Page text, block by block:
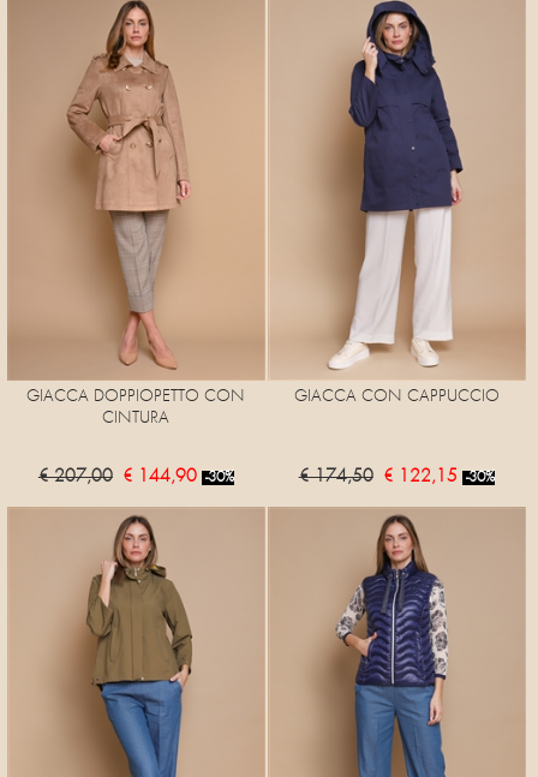
GIACCA DOPPIOPETTO CON
CINTURA
€ 207,00 € 144,90 -30%
GIACCA CON CAPPUCCIO
€ 174,50 € 122,15 -30%